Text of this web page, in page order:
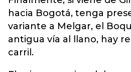
hacia Bogotá, tenga
variante a Melgar, el
antigua vía al llano, hay
carril.